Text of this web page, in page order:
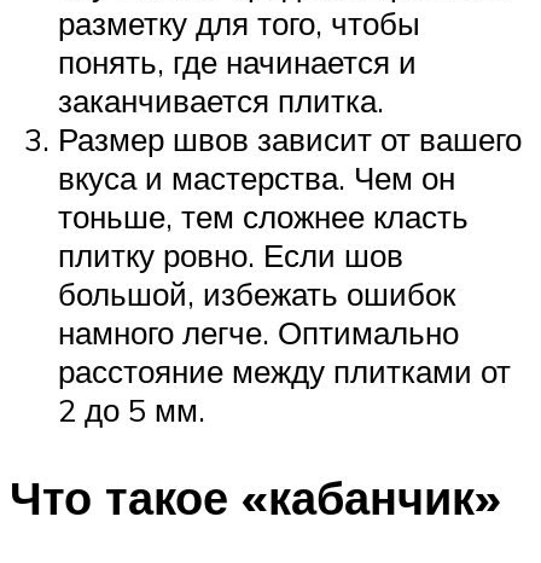
разметку для того, чтобы
понять, где начинается и
заканчивается плитка.
Размер швов зависит от вашего
вкуса и мастерства. Чем он
тоньше, тем сложнее класть
плитку ровно. Если шов
большой, избежать ошибок
намного легче. Оптимально
расстояние между плитками от
2 до 5 мм.
Что такое «кабанчик»